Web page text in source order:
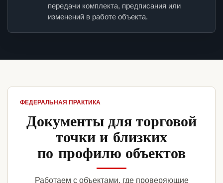
передачи комплекта, предписания или
изменений в работе объекта.
ФЕДЕРАЛЬНАЯ ПРАКТИКА
Документы для торговой
точки и близких
по профилю объектов
Работаем с объектами, где проверяющие